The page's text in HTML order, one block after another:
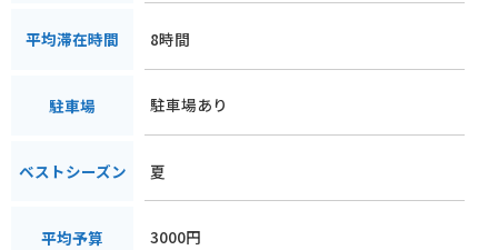
平均滞在時間 8時間
駐車場 駐車場あり
ベストシーズン 夏
平均予算 3000円